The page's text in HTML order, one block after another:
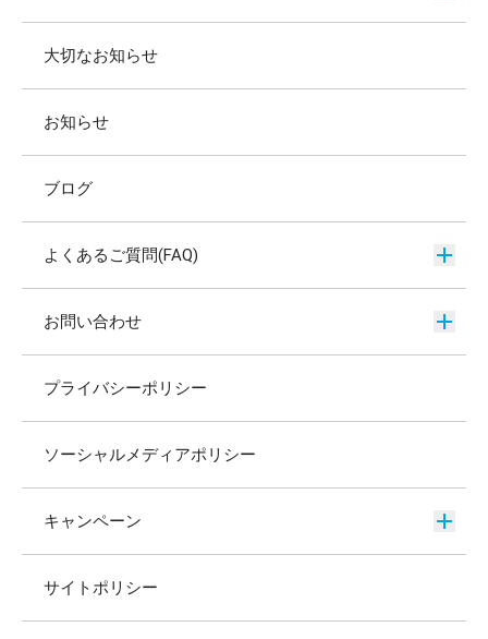
大切なお知らせ
お知らせ
ブログ
よくあるご質問(FAQ)
お問い合わせ
プライバシーポリシー
ソーシャルメディアポリシー
キャンペーン
サイトポリシー